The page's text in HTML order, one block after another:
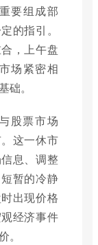
要组成部
的指引。
，上午盘
场紧密相
。
股票市场
这一休市
息、调整
暂的冷静
出现价格
经济事件